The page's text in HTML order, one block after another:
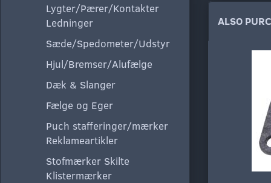
Lygter/Pærer/Kontakter
Ledninger
Sæde/Spedometer/Udstyr
Hjul/Bremser/Alufælge
Dæk & Slanger
Fælge og Eger
Puch stafferinger/mærker
Reklameartikler
Stofmærker Skilte
Klistermærker
ALSO